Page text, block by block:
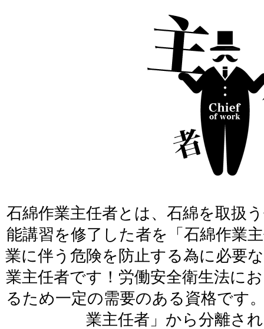
石綿作業主任者とは、石綿を取扱
能講習を修了した者を「石綿作業
業に伴う危険を防止する為に必要
業主任者です！労働安全衛生法に
るため一定の需要のある資格です
業主任者」から分離さ